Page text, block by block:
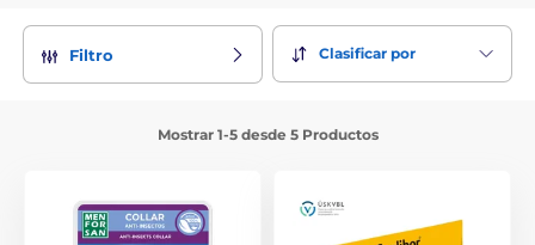
Filtro Clasificar por
Mostrar 1-5 desde 5 Productos